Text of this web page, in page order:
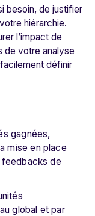
besoin, de justifier
hiérarchie.
l’impact de
de votre analyse
définir
gagnées,
mise en place
de
global et par